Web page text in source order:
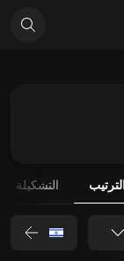
الترتيب التشكيلة